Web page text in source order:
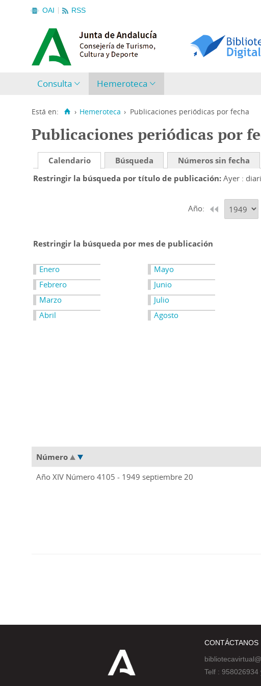
OAI RSS
Consulta Hemeroteca
Está en: › Hemeroteca › Publicaciones periódicas por fecha
Publicaciones periódicas por
Calendario Búsqueda
Números sin fecha
Restringir la búsqueda por título de publicación Ayer :
Año:
Restringir la búsqueda por mes de publicación
Enero
Febrero
Marzo
Abril
Mayo
Junio
Julio
Agosto
Número
Año XIV Número 4105 - 1949 septiembre 20
CONTÁCTANOS
Telf : 958026934